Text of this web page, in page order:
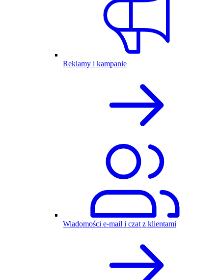
Reklamy i kampanie
Wiadomości e-mail i czat z klientami